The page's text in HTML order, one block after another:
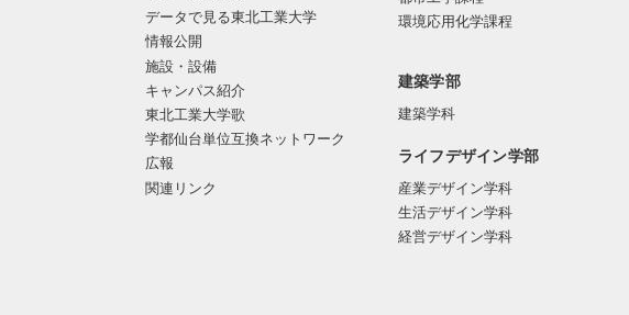
データで見る東北工業大学
情報公開
施設・設備
キャンパス紹介
東北工業大学歌
学都仙台単位互換ネットワーク
広報
関連リンク
環境応用化学課程
建築学部
建築学科
ライフデザイン学部
産業デザイン学科
生活デザイン学科
経営デザイン学科